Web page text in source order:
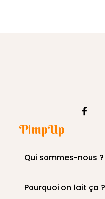
PimpUp
Qui sommes-nous ?
Pourquoi on fait ça ?